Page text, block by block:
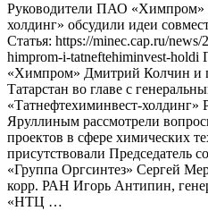
Руководители ПАО «Химпром»
холдинг» обсудили идеи
Статья: https://minec.cap.ru/
himprom-i-tatneftehiminvest-
«Химпром» Дмитрий Колчин и
Татарстан во главе с
«Татнефтехиминвест-холдинг»
Яруллиным рассмотрели
проектов в сфере химических
присутствовали Председатель
«Группа Оргсинтез» Сергей
корр. РАН Игорь Антипин,
«НТЦ …